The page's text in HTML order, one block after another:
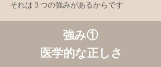
​それは３つの強みがあるからです
強み①
​医学的な正しさ